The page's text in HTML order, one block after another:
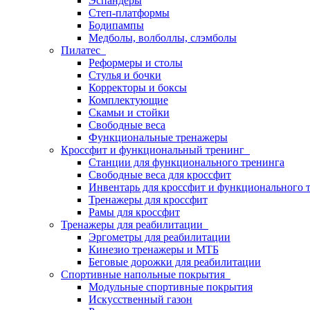
Степ-платформы
Бодипампы
Медболы, волболлы, слэмболы
Пилатес
Реформеры и столы
Стулья и бочки
Корректоры и боксы
Комплектующие
Скамьи и стойки
Свободные веса
Функциональные тренажеры
Кроссфит и функциональный тренинг
Станции для функционального тренинга
Свободные веса для кроссфит
Инвентарь для кроссфит и функционального
Тренажеры для кроссфит
Рамы для кроссфит
Тренажеры для реабилитации
Эргометры для реабилитации
Кинезио тренажеры и МТБ
Беговые дорожки для реабилитации
Спортивные напольные покрытия
Модульные спортивные покрытия
Искусственный газон